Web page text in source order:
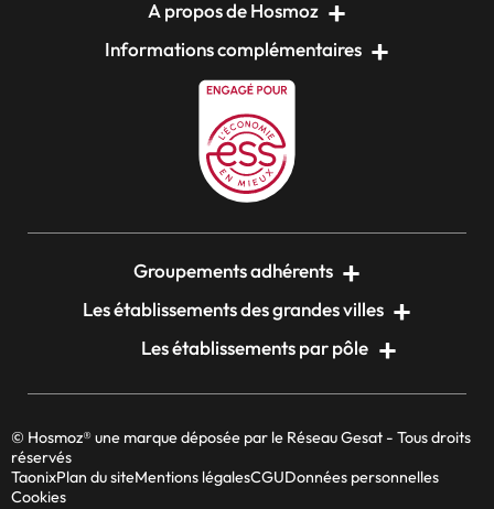
A propos de Hosmoz
Informations complémentaires
Groupements adhérents
Les établissements des grandes villes
Les établissements par pôle
© Hosmoz® une marque déposée par le Réseau Gesat - Tous droits
réservés
TaonixPlan du siteMentions légalesCGUDonnées personnelles
Cookies